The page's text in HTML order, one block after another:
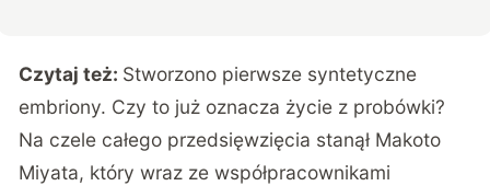
Czytaj też: Stworzono pierwsze syntetyczne
embriony. Czy to już oznacza życie z probówki?
Na czele całego przedsięwzięcia stanął Makoto
Miyata, który wraz ze współpracownikami